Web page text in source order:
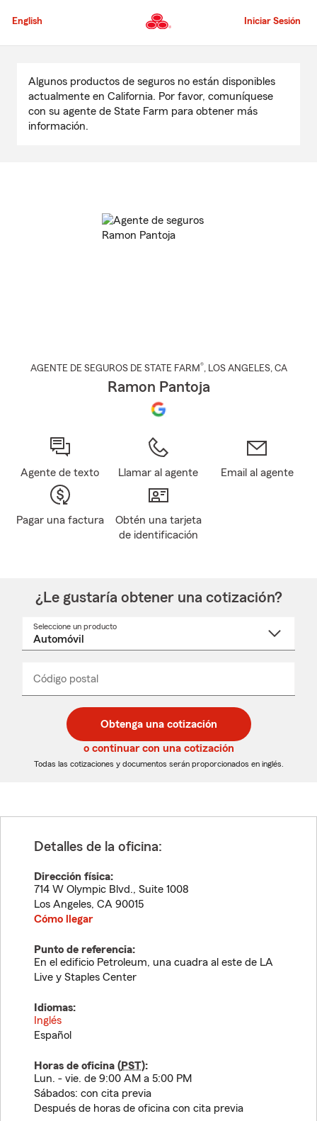
al
principal
English Iniciar Sesión
contenido
principal
Algunos productos de seguros no están disponibles
actualmente en California. Por favor, comuníquese
con su agente de State Farm para obtener más
información.
AGENTE DE SEGUROS DE STATE FARM®, LOS ANGELES, CA
Ramon Pantoja
Agente de texto Llamar al agente Email al agente
Pagar una factura
Obtén una tarjeta
de identificación
¿Le gustaría obtener una cotización?
Seleccione un producto
desplegable
Código postal
de
5
dígitos
de
5
dígitos
_____
Obtenga una cotización
o continuar con una cotización
Todas las cotizaciones y documentos serán proporcionados en inglés.
Detalles de la oficina:
Dirección física:
714 W Olympic Blvd., Suite 1008
Los Angeles, CA 90015
Cómo llegar
Punto de referencia:
En el edificio Petroleum, una cuadra al este de LA
Live y Staples Center
Idiomas:
Inglés
Español
Horas de oficina (PST):
Lun. - vie. de 9:00 AM a 5:00 PM
Sábados: con cita previa
Después de horas de oficina con cita previa